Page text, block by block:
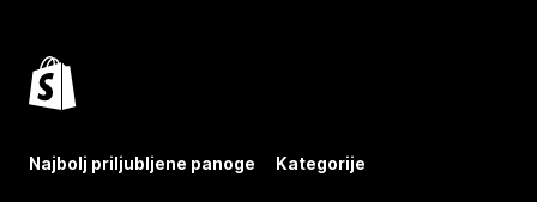
Najbolj priljubljene panoge Kategorije